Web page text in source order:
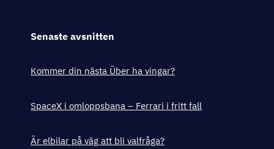
Senaste avsnitten
Kommer din nästa Über ha vingar?
SpaceX i omloppsbana – Ferrari i fritt fall
Är elbilar på väg att bli valfråga?